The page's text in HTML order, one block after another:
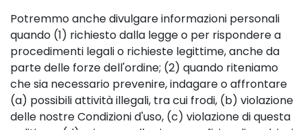
Potremmo anche divulgare informazioni personali
quando (1) richiesto dalla legge o per rispondere a
procedimenti legali o richieste legittime, anche da
parte delle forze dell'ordine; (2) quando riteniamo
che sia necessario prevenire, indagare o affrontare
(a) possibili attività illegali, tra cui frodi, (b) violazione
delle nostre Condizioni d'uso, (c) violazione di questa